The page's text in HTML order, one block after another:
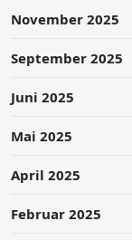
November 2025
September 2025
Juni 2025
Mai 2025
April 2025
Februar 2025